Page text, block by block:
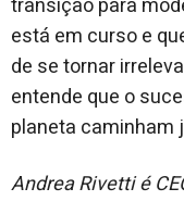
transição para
está em curso e
de se tornar
entende que o
planeta caminham
Andrea Rivetti é